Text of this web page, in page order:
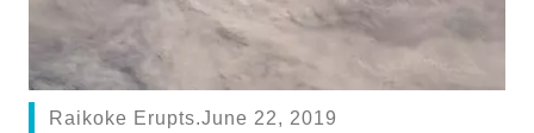
Raikoke Erupts.June 22, 2019